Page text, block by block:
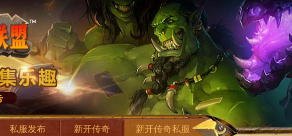
私服发布 新开传奇 新开传奇私服